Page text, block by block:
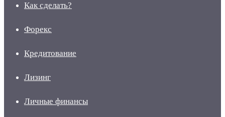
Как сделать?
Форекс
Кредитование
Лизинг
Личные финансы